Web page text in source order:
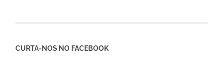
CURTA-NOS NO FACEBOOK